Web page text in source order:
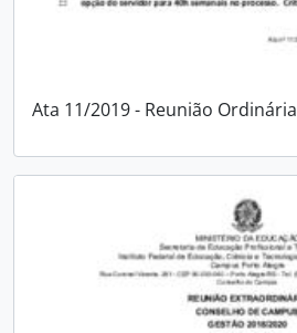
Ata 11/2019 - Reunião Ordinária